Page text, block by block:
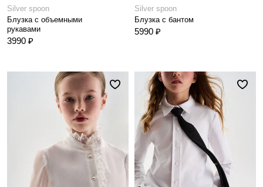
Silver spoon
Блузка с объемными
рукавами
3990 ₽
Silver spoon
Блузка с бантом
5990 ₽